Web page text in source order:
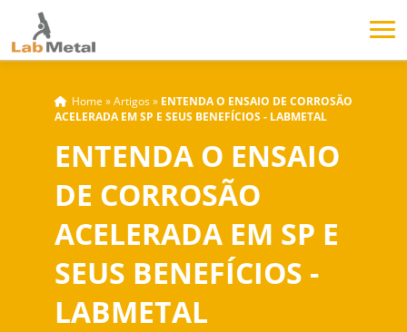
Home »Artigos» ENTENDA O ENSAIO DE CORROSÃO
ACELERADA EM SP E SEUS BENEFÍCIOS - LABMETAL
ENTENDA O ENSAIO
DE CORROSÃO
ACELERADA EM SP E
SEUS BENEFÍCIOS -
LABMETAL